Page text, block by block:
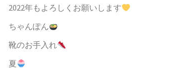
2022年もよろしくお願いします
ちゃんぽん
靴のお手入れ
夏